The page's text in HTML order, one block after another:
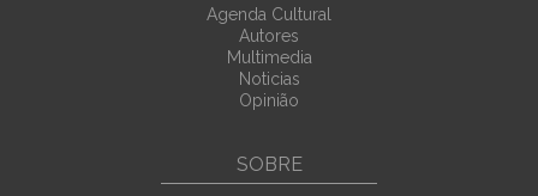
Agenda Cultural
Autores
Multimedia
Noticias
Opinião
SOBRE